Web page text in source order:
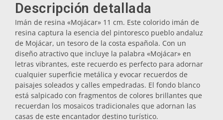
Posavasos
Tapones
Aceiteras
Descripción detallada
Imán de resina «Mojácar» 11 cm. Este colorido imán de
resina captura la esencia del pintoresco pueblo andaluz
de Mojácar, un tesoro de la costa española. Con un
diseño atractivo que incluye la palabra «Mojácar» en
letras vibrantes, este recuerdo es perfecto para adornar
cualquier superficie metálica y evocar recuerdos de
paisajes soleados y calles empedradas. El fondo blanco
está salpicado con fragmentos de colores brillantes que
recuerdan los mosaicos tradicionales que adornan las
casas de este encantador destino turístico.